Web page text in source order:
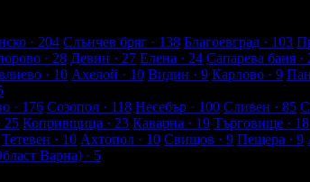
· 204 Слънчев бряг · 138 Благоевград · 103
· 28 Девин · 27 Елена · 24 Сапарева баня ·
· 10 Ахелой · 10 Видин · 9 Карлово · 9
· 176 Созопол · 118 Несебър · 100 Сливен · 85
25 Копривщица · 23 Каварна · 19 Търговище · 18
Тетевен · 10 Ахтопол · 10 Свищов · 9 Пещера · 9
Варна) · 5